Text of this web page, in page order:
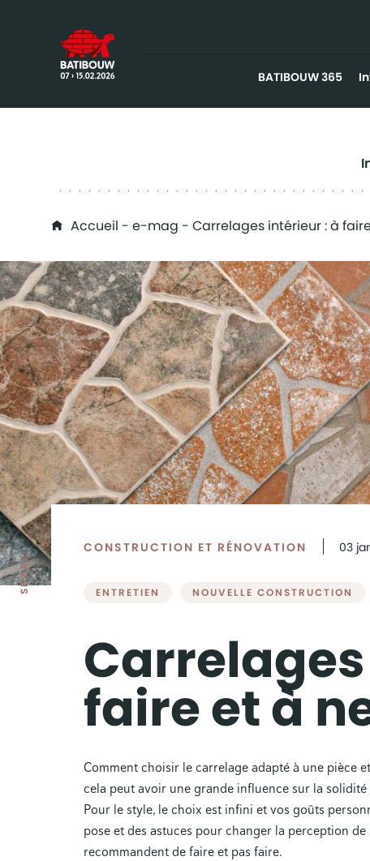
BATIBOUW 365
You are here
Accueil -e-mag - Carrelages intérieur : à
SHARE:
CONSTRUCTION ET RÉNOVATION 03
ENTRETIEN NOUVELLE CONSTRUCTION
faire et à
Comment choisir le carrelage adapté à une pièce
cela peut avoir une grande influence sur la
Pour le style, le choix est infini et vos goûts
pose et des astuces pour changer la perception
recommandent de faire et pas faire.